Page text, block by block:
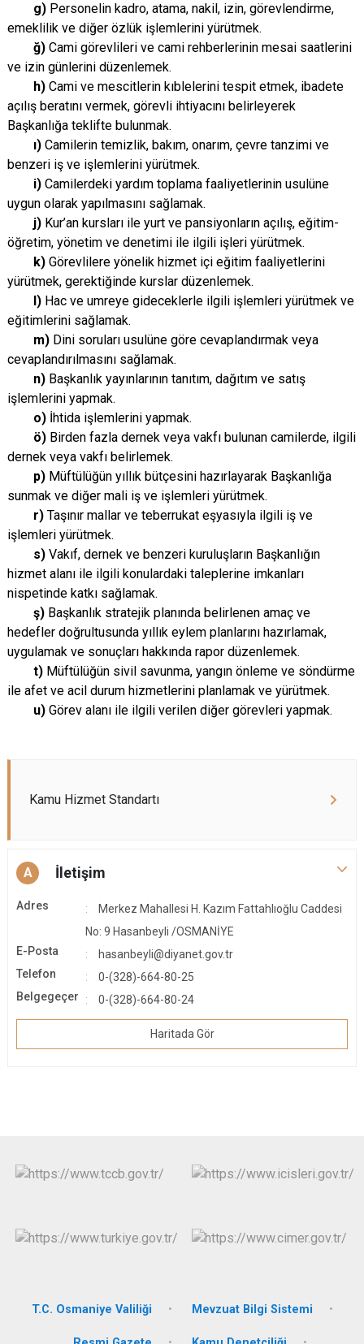
g) Personelin kadro, atama, nakil, izin, görevlendirme,
emeklilik ve diğer özlük işlemlerini yürütmek.
ğ) Cami görevlileri ve cami rehberlerinin mesai saatlerini
ve izin günlerini düzenlemek.
h) Cami ve mescitlerin kıblelerini tespit etmek, ibadete
açılış beratını vermek, görevli ihtiyacını belirleyerek
Başkanlığa teklifte bulunmak.
ı) Camilerin temizlik, bakım, onarım, çevre tanzimi ve
benzeri iş ve işlemlerini yürütmek.
i) Camilerdeki yardım toplama faaliyetlerinin usulüne
uygun olarak yapılmasını sağlamak.
j) Kur’an kursları ile yurt ve pansiyonların açılış, eğitim-
öğretim, yönetim ve denetimi ile ilgili işleri yürütmek.
k) Görevlilere yönelik hizmet içi eğitim faaliyetlerini
yürütmek, gerektiğinde kurslar düzenlemek.
l) Hac ve umreye gideceklerle ilgili işlemleri yürütmek ve
eğitimlerini sağlamak.
m) Dini soruları usulüne göre cevaplandırmak veya
cevaplandırılmasını sağlamak.
n) Başkanlık yayınlarının tanıtım, dağıtım ve satış
işlemlerini yapmak.
o) İhtida işlemlerini yapmak.
ö) Birden fazla dernek veya vakfı bulunan camilerde, ilgili
dernek veya vakfı belirlemek.
p) Müftülüğün yıllık bütçesini hazırlayarak Başkanlığa
sunmak ve diğer mali iş ve işlemleri yürütmek.
r) Taşınır mallar ve teberrukat eşyasıyla ilgili iş ve
işlemleri yürütmek.
s) Vakıf, dernek ve benzeri kuruluşların Başkanlığın
hizmet alanı ile ilgili konulardaki taleplerine imkanları
nispetinde katkı sağlamak.
ş) Başkanlık stratejik planında belirlenen amaç ve
hedefler doğrultusunda yıllık eylem planlarını hazırlamak,
uygulamak ve sonuçları hakkında rapor düzenlemek.
t) Müftülüğün sivil savunma, yangın önleme ve söndürme
ile afet ve acil durum hizmetlerini planlamak ve yürütmek.
u) Görev alanı ile ilgili verilen diğer görevleri yapmak.
Kamu Hizmet Standartı
A İletişim
Adres
Merkez Mahallesi H. Kazım Fattahlıoğlu Caddesi
No: 9 Hasanbeyli /OSMANİYE
E-Posta
hasanbeyli@diyanet.gov.tr
Telefon
0-(328)-664-80-25
Belgegeçer
0-(328)-664-80-24
Haritada Gör
T.C. Osmaniye Valiliği Mevzuat Bilgi Sistemi